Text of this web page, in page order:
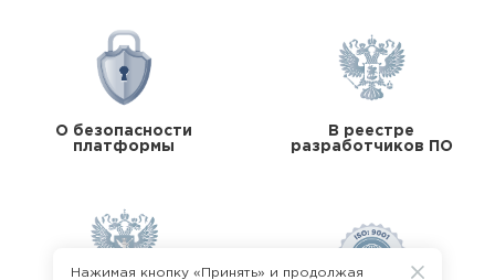
О безопасности
платформы
В реестре
разработчиков ПО
Нажимая кнопку «Принять» и продолжая